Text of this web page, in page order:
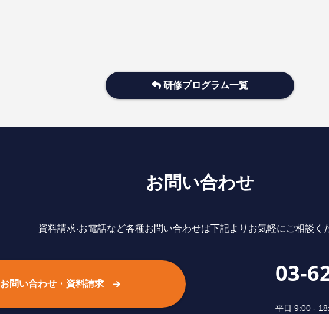
研修プログラム一覧
お問い合わせ
資料請求‧お電話など各種お問い合わせは下記よりお気軽にご相談く
お問い合わせ・資料請求 03-
平⽇ 9:00 -